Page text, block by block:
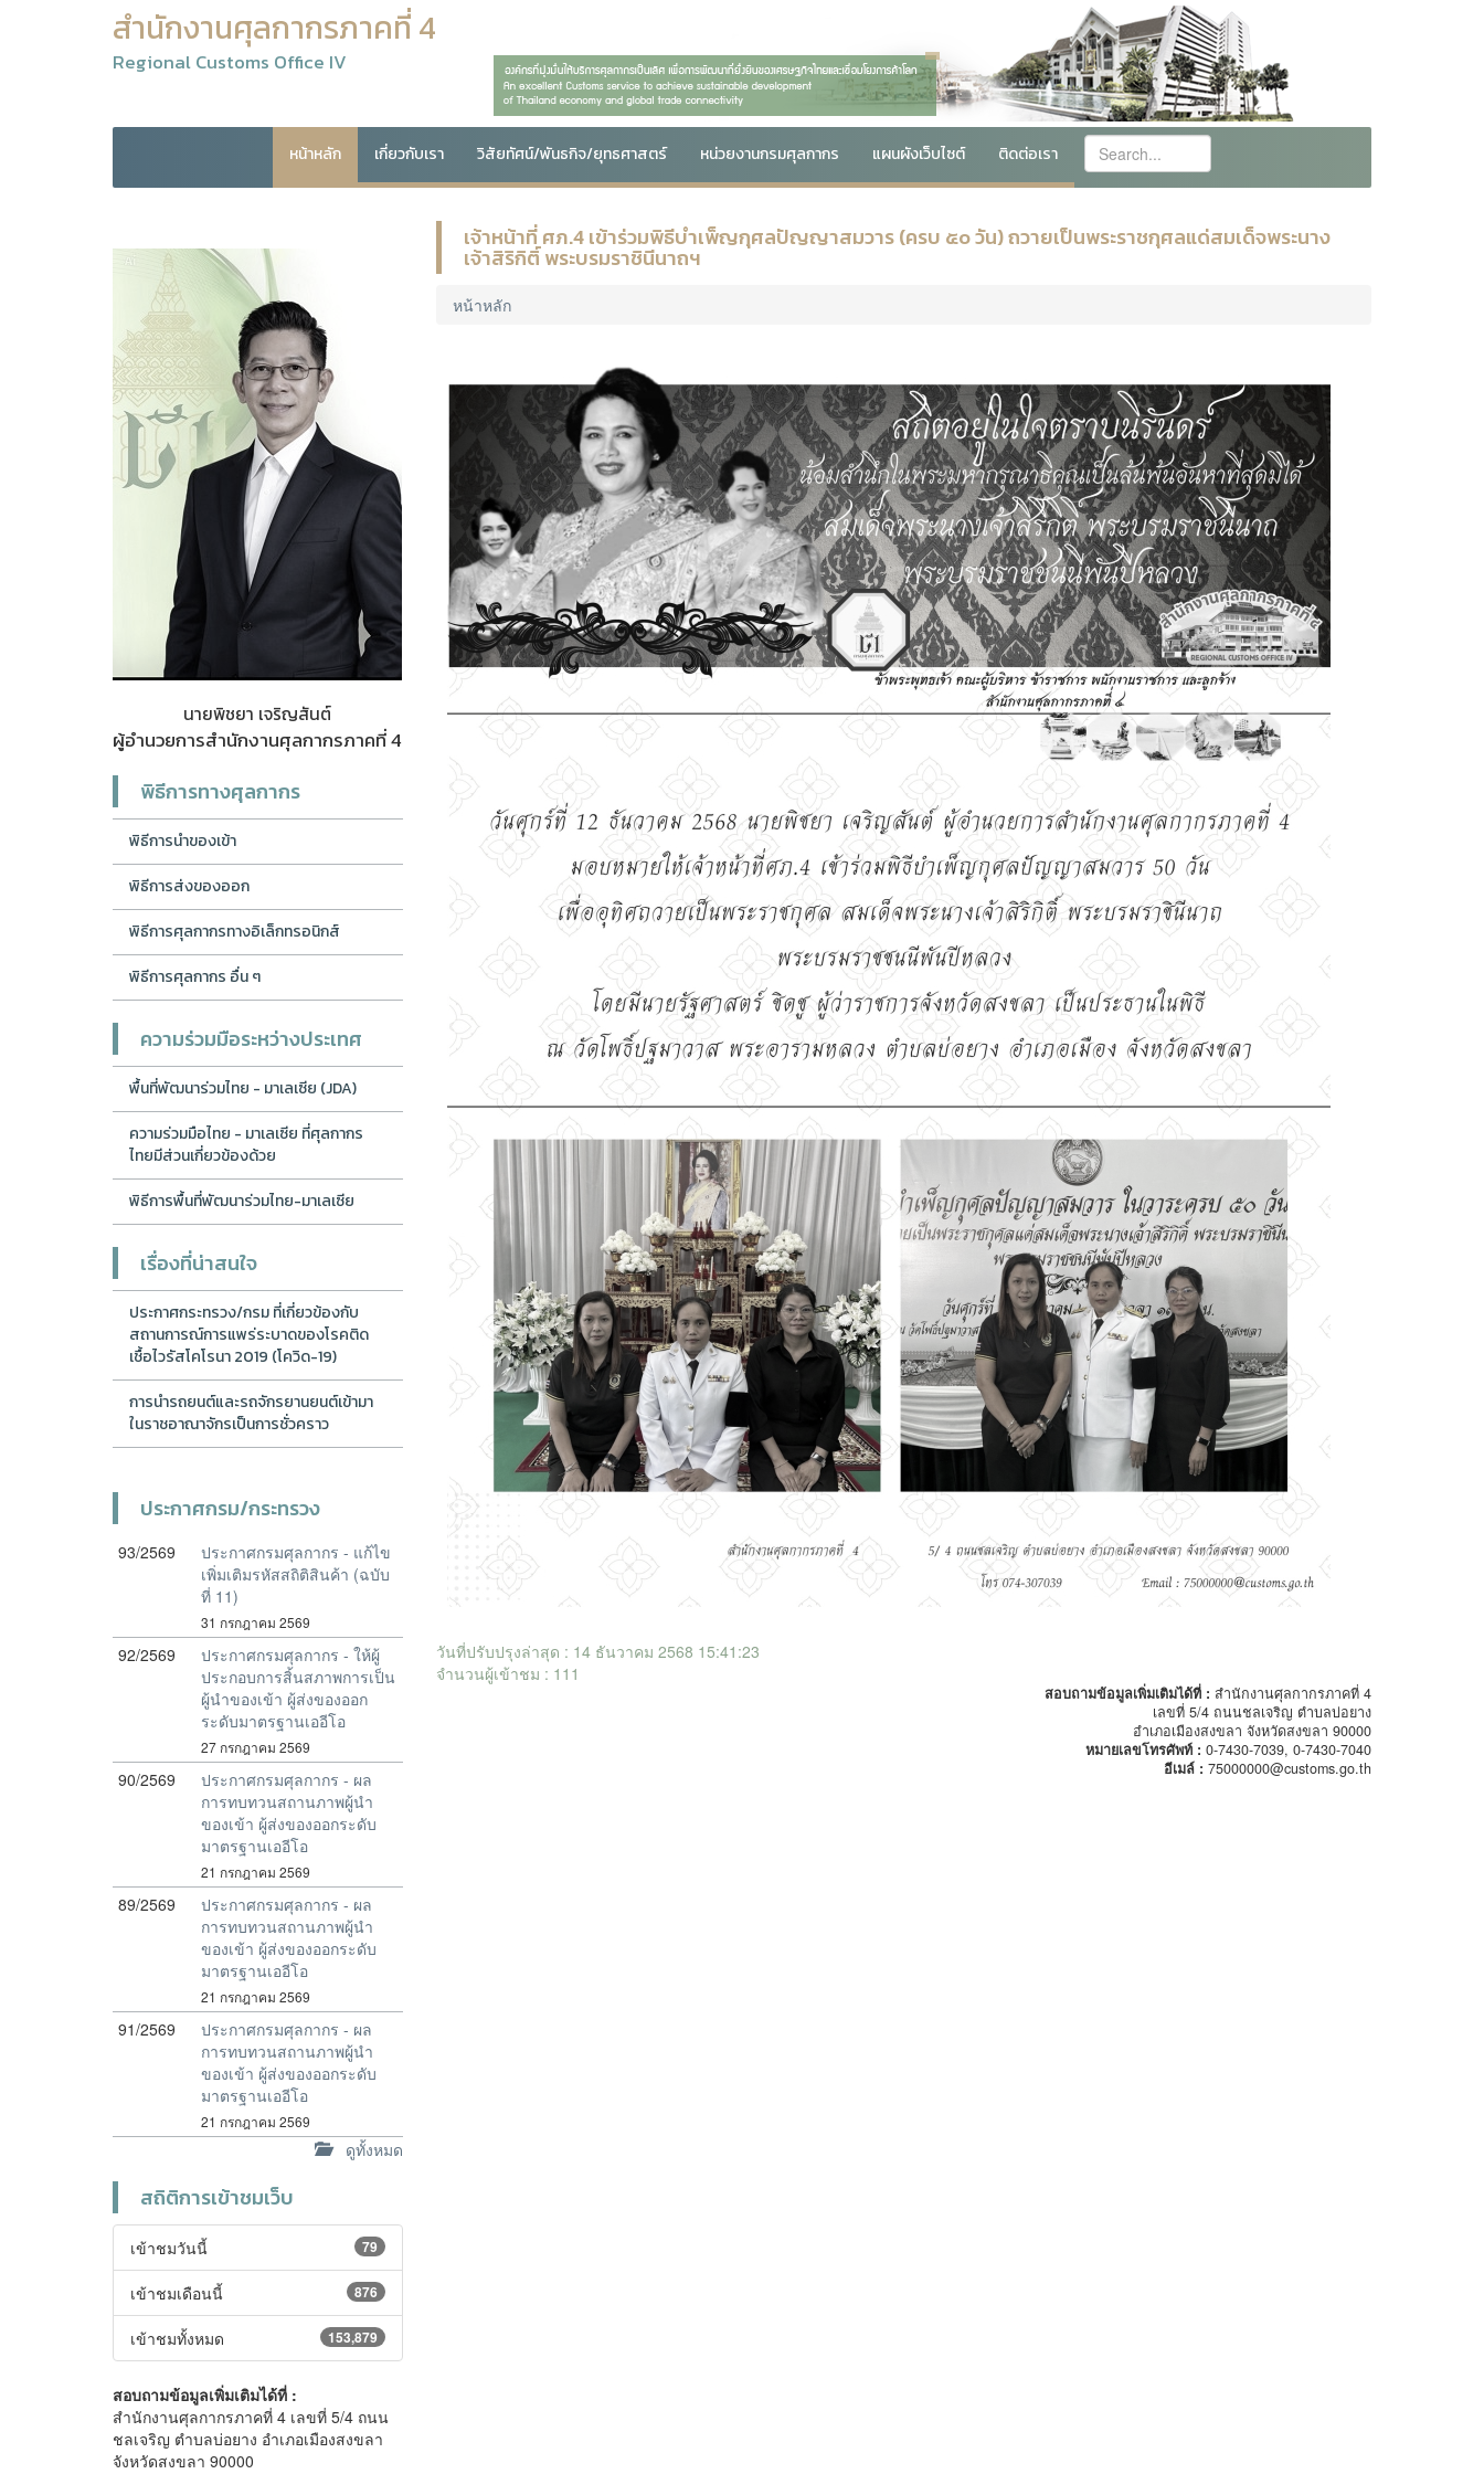
สำนักงานศุลกากรภาคที่ 4
Regional Customs Office IV
หน้าหลัก เกี่ยวกับเรา วิสัยทัศน์/พันธกิจ/ยุทธศาสตร์ หน่วยงานกรมศุลกากร แผนผังเว็บไซต์ ติดต่อเรา
นายพิชยา เจริญสันต์
ผู้อำนวยการสำนักงานศุลกากรภาคที่ 4
พิธีการทางศุลกากร
พิธีการนำของเข้า
พิธีการส่งของออก
พิธีการศุลกากรทางอิเล็กทรอนิกส์
พิธีการศุลกากร อื่น ๆ
ความร่วมมือระหว่างประเทศ
พื้นที่พัฒนาร่วมไทย - มาเลเซีย (JDA)
ความร่วมมือไทย - มาเลเซีย ที่ศุลกากร
ไทยมีส่วนเกี่ยวข้องด้วย
พิธีการพื้นที่พัฒนาร่วมไทย-มาเลเซีย
เรื่องที่น่าสนใจ
ประกาศกระทรวง/กรม ที่เกี่ยวข้องกับ
สถานการณ์การแพร่ระบาดของโรคติด
เชื้อไวรัสโคโรนา 2019 (โควิด-19)
การนำรถยนต์และรถจักรยานยนต์เข้ามา
ในราชอาณาจักรเป็นการชั่วคราว
ประกาศกรม/กระทรวง
93/2569
ประกาศกรมศุลกากร - แก้ไข
เพิ่มเติมรหัสสถิติสินค้า (ฉบับ
ที่ 11)
31 กรกฎาคม 2569
92/2569
ประกาศกรมศุลกากร - ให้ผู้
ประกอบการสิ้นสภาพการเป็น
ผู้นำของเข้า ผู้ส่งของออก
ระดับมาตรฐานเออีโอ
27 กรกฎาคม 2569
90/2569
ประกาศกรมศุลกากร - ผล
การทบทวนสถานภาพผู้นำ
ของเข้า ผู้ส่งของออกระดับ
มาตรฐานเออีโอ
21 กรกฎาคม 2569
89/2569
ประกาศกรมศุลกากร - ผล
การทบทวนสถานภาพผู้นำ
ของเข้า ผู้ส่งของออกระดับ
มาตรฐานเออีโอ
21 กรกฎาคม 2569
91/2569
ประกาศกรมศุลกากร - ผล
การทบทวนสถานภาพผู้นำ
ของเข้า ผู้ส่งของออกระดับ
มาตรฐานเออีโอ
21 กรกฎาคม 2569
ดูทั้งหมด
สถิติการเข้าชมเว็บ
79
เข้าชมวันนี้
876
เข้าชมเดือนนี้
153,879
เข้าชมทั้งหมด
สอบถามข้อมูลเพิ่มเติมได้ที่ :
สำนักงานศุลกากรภาคที่ 4 เลขที่ 5/4 ถนน
ชลเจริญ ตำบลบ่อยาง อำเภอเมืองสงขลา
จังหวัดสงขลา 90000
เจ้าหน้าที่ ศภ.4 เข้าร่วมพิธีบำเพ็ญกุศลปัญญาสมวาร (ครบ ๕๐ วัน) ถวายเป็นพระราชกุศลแด่สมเด็จพระนาง
เจ้าสิริกิติ์ พระบรมราชินีนาถฯ
หน้าหลัก
วันที่ปรับปรุงล่าสุด : 14 ธันวาคม 2568 15:41:23
จำนวนผู้เข้าชม : 111
สอบถามข้อมูลเพิ่มเติมได้ที่ : สำนักงานศุลกากรภาคที่ 4
เลขที่ 5/4 ถนนชลเจริญ ตำบลบ่อยาง
อำเภอเมืองสงขลา จังหวัดสงขลา 90000
หมายเลขโทรศัพท์ : 0-7430-7039, 0-7430-7040
อีเมล์ : 75000000@customs.go.th